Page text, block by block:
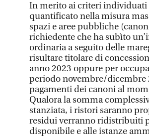
In merito ai criteri individuati
quantificato nella misura
spazi e aree pubbliche
richiedente che ha subìto
ordinaria a seguito delle
risultare titolare di
anno 2023 oppure per
periodo novembre/dicembre
pagamenti dei canoni al
Qualora la somma
stanziata, i ristori saranno
residui verranno ridistribuiti
disponibile e alle istanze